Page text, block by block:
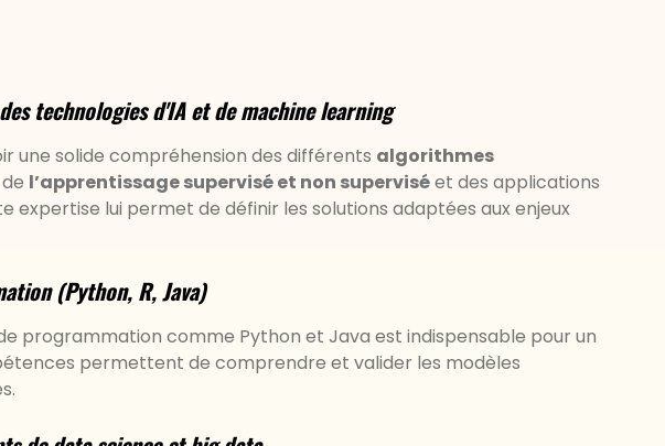
technologies d'IA et de machine learning
une solide compréhension des différents algorithmes
de l’apprentissage supervisé et non superviséet des applications
expertise lui permet de définir les solutions adaptées aux enjeux
(Python, R, Java)
programmation comme Python et Java est indispensable pour un
permettent de comprendre et valider les modèles